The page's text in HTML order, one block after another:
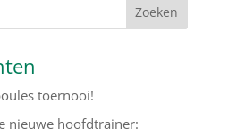
toernooi!
nieuwe hoofdtrainer: